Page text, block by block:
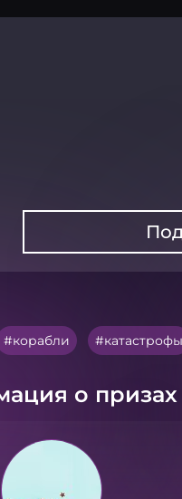
корабли катастрофы
о призах